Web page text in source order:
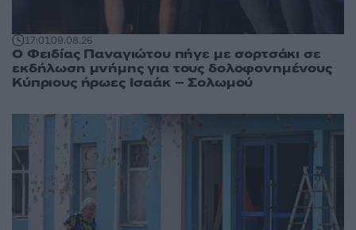
17:0109.08.26
Ο Φειδίας Παναγιώτου πήγε με σορτσάκι σε
εκδήλωση μνήμης για τους δολοφονημένους
Κύπριους ήρωες Ισαάκ – Σολωμού